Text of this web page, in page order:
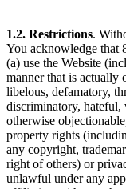
1.2. Restrictions.
You acknowledge that
(a) use the Website
manner that is actually
libelous, defamatory,
discriminatory, hateful,
otherwise
property rights
any copyright,
right of others) or
unlawful under any